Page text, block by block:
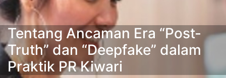
Tentang Ancaman Era “Post-
Truth” dan “Deepfake” dalam
Praktik PR Kiwari